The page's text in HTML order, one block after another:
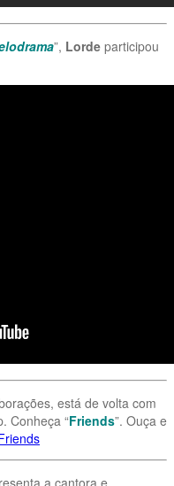
”, Lorde participou
está de volta com
Conheça “Friends”. Ouça e
a cantora e